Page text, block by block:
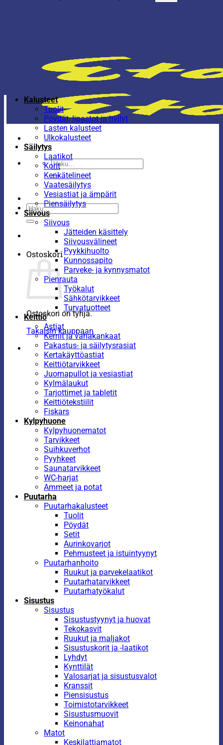
Etsi:
Etsi:
Ostoskori
Ostoskori on tyhjä.
Takaisin kauppaan
Kalusteet
Tuolit
Pöydät, lipastot ja hyllyt
Lasten kalusteet
Ulkokalusteet
Säilytys
Laatikot
Korit
Kenkätelineet
Vaatesäilytys
Vesiastiat ja ämpärit
Piensäilytys
Siivous
Siivous
Jätteiden käsittely
Siivousvälineet
Pyykkihuolto
Kunnossapito
Parveke- ja kynnysmatot
Pienrauta
Työkalut
Sähkötarvikkeet
Turvatuotteet
Keittiö
Astiat
Kernit ja vahakankaat
Pakastus- ja säilytysrasiat
Kertakäyttöastiat
Keittiötarvikkeet
Juomapullot ja vesiastiat
Kylmälaukut
Tarjottimet ja tabletit
Keittiötekstiilit
Fiskars
Kylpyhuone
Kylpyhuonematot
Tarvikkeet
Suihkuverhot
Pyyhkeet
Saunatarvikkeet
WC-harjat
Ammeet ja potat
Puutarha
Puutarhakalusteet
Tuolit
Pöydät
Setit
Aurinkovarjot
Pehmusteet ja istuintyynyt
Puutarhanhoito
Ruukut ja parvekelaatikot
Puutarhatarvikkeet
Puutarhatyökalut
Sisustus
Sisustus
Sisustustyynyt ja huovat
Tekokasvit
Ruukut ja maljakot
Sisustuskorit ja -laatikot
Lyhdyt
Kynttilät
Valosarjat ja sisustusvalot
Kranssit
Piensisustus
Toimistotarvikkeet
Sisustusmuovit
Keinonahat
Matot
Keskilattiamatot